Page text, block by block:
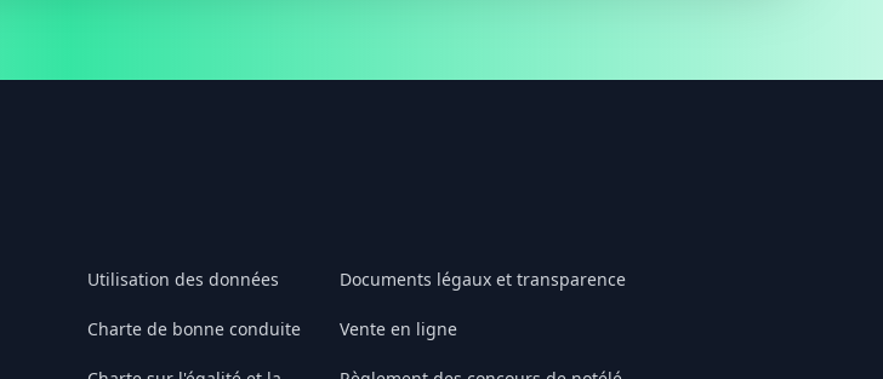
Utilisation des données
Charte de bonne conduite
Documents légaux et transparence
Vente en ligne